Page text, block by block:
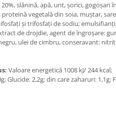
slănină, apă, unt, șorici, gogoșari
vegetală din soia, muștar,
și trifosfați de sodiu;
de drojdie, agent de îngroșare:
ulei de cimbru, conseravant:
Valoare energetică 1008 kJ/ 244 kcal;
Glucide: 2,2g; din care zaharuri: 1,1g;